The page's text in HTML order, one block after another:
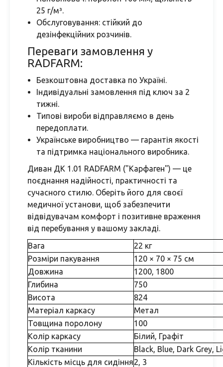
25 г/м³.
Обслуговування: стійкий до
дезінфекційних розчинів.
Переваги замовлення у
RADFARM:
Безкоштовна доставка по Україні.
Індивідуальні замовлення під ключ за 2
тижні.
Типові вироби відправляємо в день
передоплати.
Українське виробництво — гарантія якості
та підтримка національного виробника.
Диван ДК 1.01 RADFARM ("Карфаген") — це
поєднання надійності, практичності та
сучасного стилю. Оберіть його для своєї
медичної установи, щоб забезпечити
відвідувачам комфорт і позитивне враження
від перебування у вашому закладі.
Вага
22 кг
Розміри пакування
120 × 70 × 75 см
Довжина
1200, 1800
Глибина
750
Висота
824
Матеріал каркасу
Метал
Товщина поролону
100
Колір каркасу
Білий, Графіт
Колір тканини
Black, Blue, Dark Grey,
Кількість місць для сидіння2, 3